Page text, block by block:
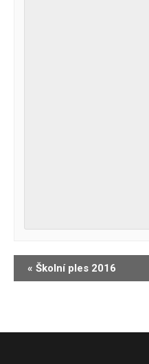
Navigace
pro
« Školní ples 2016